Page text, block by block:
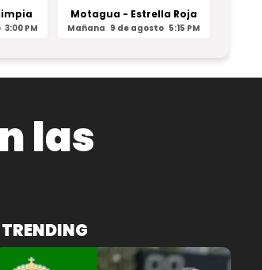
3:00 PM
Motagua - Estrella Roja
Mañana 9 de agosto 5:15 PM
las
TRENDING